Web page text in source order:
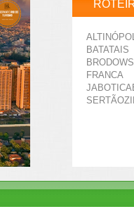
BATATAIS
FRANCA